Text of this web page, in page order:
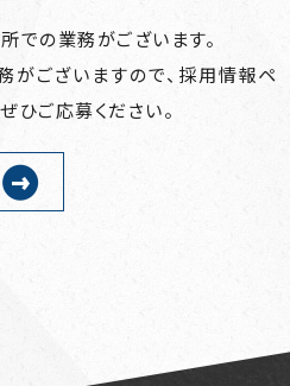
での業務がございます。
がございますので、採用情報ペ
ひご応募ください。